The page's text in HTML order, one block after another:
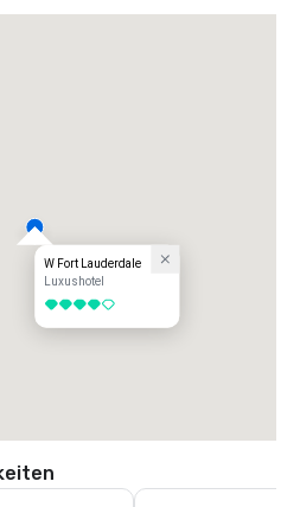
W Fort Lauderdale
Luxushotel
4 von 5